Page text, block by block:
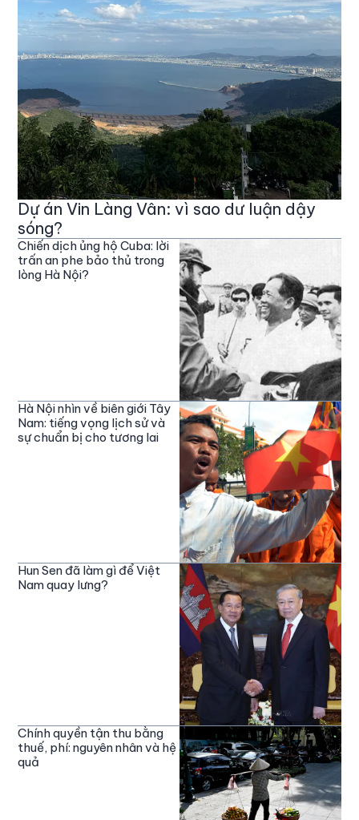
Dự án Vin Làng Vân: vì sao dư luận dậy
sóng?
Chiến dịch ủng hộ Cuba: lời
trấn an phe bảo thủ trong
lòng Hà Nội?
Hà Nội nhìn về biên giới Tây
Nam: tiếng vọng lịch sử và
sự chuẩn bị cho tương lai
Hun Sen đã làm gì để Việt
Nam quay lưng?
Chính quyền tận thu bằng
thuế, phí: nguyên nhân và hệ
quả